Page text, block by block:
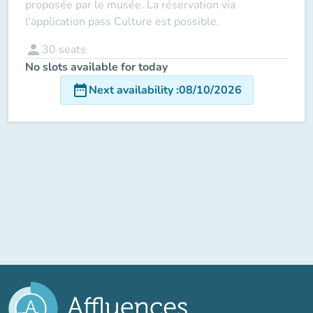
proposée par le musée. La réservation via
l'application pass Culture est possible.
person 30 seats
No slots available for today
date_rangeNext availability:08/10/2026